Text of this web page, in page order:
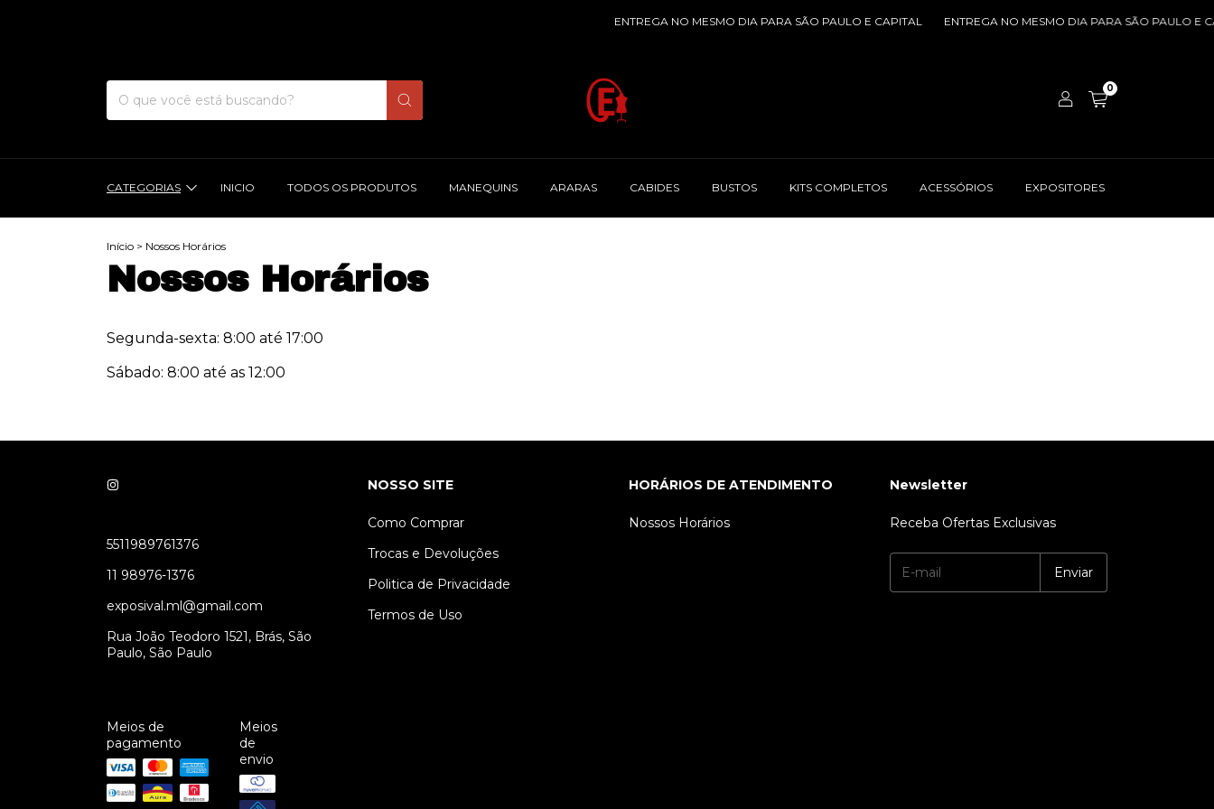
ENTREGA NO MESMO DIA PARA SÃO PAULO E CAPITAL ENTREGA NO MESMO DIA PARA SÃO PAULO E
0
CATEGORIAS INICIO TODOS OS PRODUTOS MANEQUINS ARARAS CABIDES BUSTOS KITS COMPLETOS ACESSÓRIOS EXPOSITORES
Início > Nossos Horários
Nossos Horários
Segunda-sexta: 8:00 até 17:00
Sábado: 8:00 até as 12:00
5511989761376
11 98976-1376
exposival.ml@gmail.com
Rua João Teodoro 1521, Brás, São
Paulo, São Paulo
NOSSO SITE
Como Comprar
Trocas e Devoluções
Politica de Privacidade
Termos de Uso
HORÁRIOS DE ATENDIMENTO
Nossos Horários
Newsletter
Receba Ofertas Exclusivas
Meios de
pagamento
Meios
de
envio